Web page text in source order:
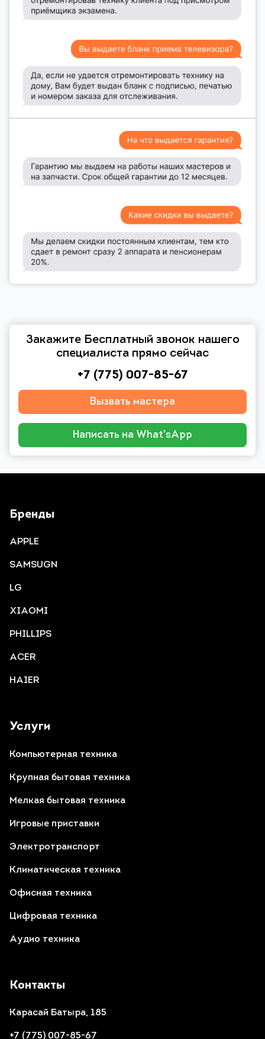
Закажите Бесплатный звонок нашего
специалиста прямо сейчас
+7 (775) 007-85-67
Вызвать мастера
Написать на What'sApp
Контакты
Карасай Батыра, 185
+7 (775) 007-85-67
Услуги
Компьютерная техника
Крупная бытовая техника
Мелкая бытовая техника
Игровые приставки
Электротранспорт
Климатическая техника
Офисная техника
Цифровая техника
Аудио техника
Бренды
APPLE
SAMSUGN
LG
XIAOMI
PHILLIPS
ACER
HAIER